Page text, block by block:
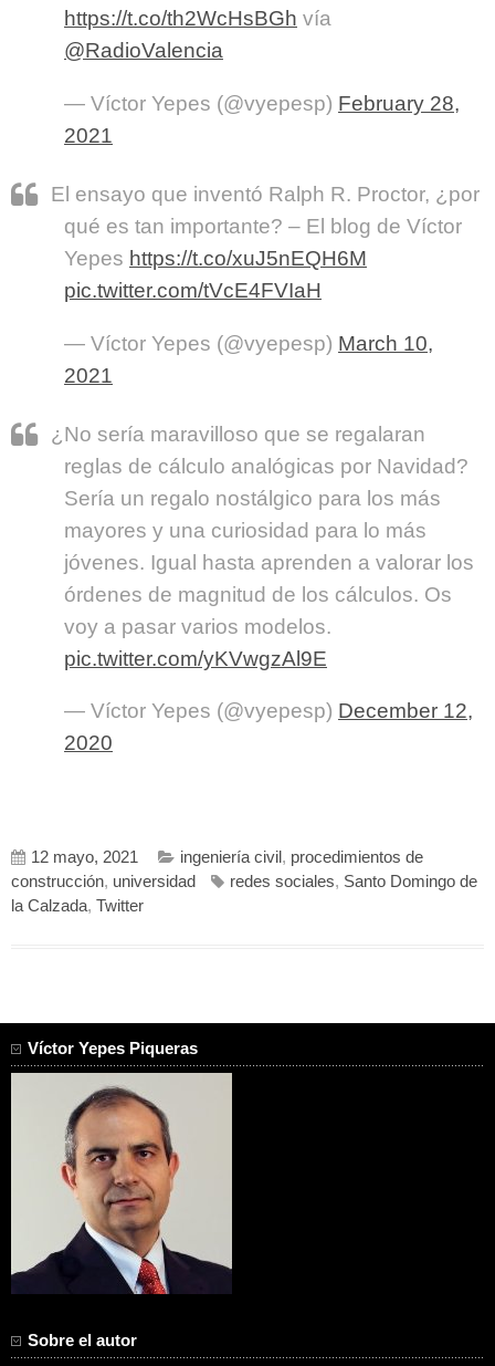
https://t.co/th2WcHsBGh vía
@RadioValencia
— Víctor Yepes (@vyepesp) February 28,
2021
El ensayo que inventó Ralph R. Proctor, ¿por
qué es tan importante? – El blog de Víctor
Yepes https://t.co/xuJ5nEQH6M
pic.twitter.com/tVcE4FVIaH
— Víctor Yepes (@vyepesp) March 10,
2021
¿No sería maravilloso que se regalaran
reglas de cálculo analógicas por Navidad?
Sería un regalo nostálgico para los más
mayores y una curiosidad para lo más
jóvenes. Igual hasta aprenden a valorar los
órdenes de magnitud de los cálculos. Os
voy a pasar varios modelos.
pic.twitter.com/yKVwgzAl9E
— Víctor Yepes (@vyepesp) December 12,
2020
12 mayo, 2021 ingeniería civil , procedimientos de
construcción, universidad redes sociales, Santo Domingo de
la Calzada, Twitter
Víctor Yepes Piqueras
Sobre el autor